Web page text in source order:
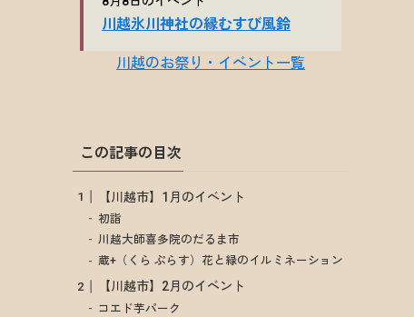
この記事の目次
【川越市】1月のイベント
初詣
川越大師喜多院のだるま市
蔵+（くら ぷらす）花と緑のイルミネーション
【川越市】2月のイベント
コエド芋パーク